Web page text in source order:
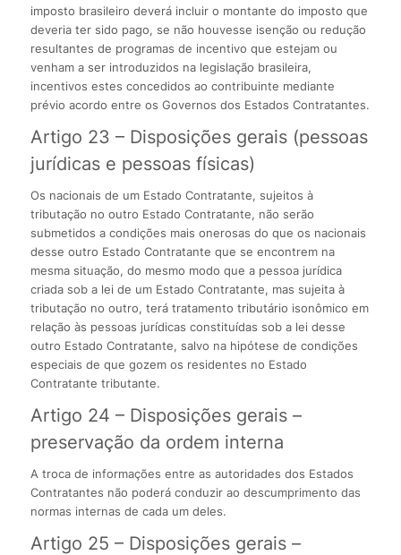
imposto brasileiro deverá incluir o montante do imposto que
deveria ter sido pago, se não houvesse isenção ou redução
resultantes de programas de incentivo que estejam ou
venham a ser introduzidos na legislação brasileira,
incentivos estes concedidos ao contribuinte mediante
prévio acordo entre os Governos dos Estados Contratantes.
Artigo 23 – Disposições gerais (pessoas
jurídicas e pessoas físicas)
Os nacionais de um Estado Contratante, sujeitos à
tributação no outro Estado Contratante, não serão
submetidos a condições mais onerosas do que os nacionais
desse outro Estado Contratante que se encontrem na
mesma situação, do mesmo modo que a pessoa jurídica
criada sob a lei de um Estado Contratante, mas sujeita à
tributação no outro, terá tratamento tributário isonômico em
relação às pessoas jurídicas constituídas sob a lei desse
outro Estado Contratante, salvo na hipótese de condições
especiais de que gozem os residentes no Estado
Contratante tributante.
Artigo 24 – Disposições gerais –
preservação da ordem interna
A troca de informações entre as autoridades dos Estados
Contratantes não poderá conduzir ao descumprimento das
normas internas de cada um deles.
Artigo 25 – Disposições gerais –